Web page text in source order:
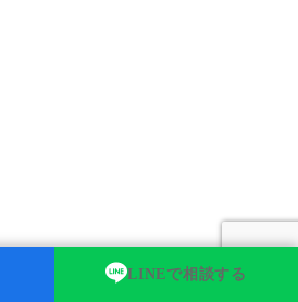
LINEで相談する